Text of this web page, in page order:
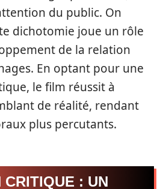
du public. On
dichotomie joue un rôle
de la relation
En optant pour une
le film réussit à
de réalité, rendant
plus percutants.
CRITIQUE : UN